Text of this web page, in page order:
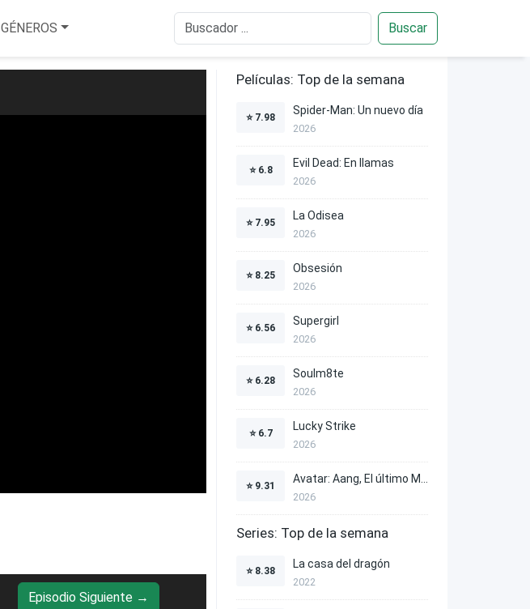
GÉNEROS Buscar
Episodio Siguiente →
Películas: Top de la semana
⭐ 7.98
Spider-Man: Un nuevo día
2026
⭐ 6.8
Evil Dead: En llamas
2026
⭐ 7.95
La Odisea
2026
⭐ 8.25
Obsesión
2026
⭐ 6.56
Supergirl
2026
⭐ 6.28
Soulm8te
2026
⭐ 6.7
Lucky Strike
2026
⭐ 9.31
2026
Series: Top de la semana
⭐ 8.38
La casa del dragón
2022